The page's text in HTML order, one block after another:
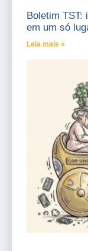
Boletim TST:
em um só
Leia mais »